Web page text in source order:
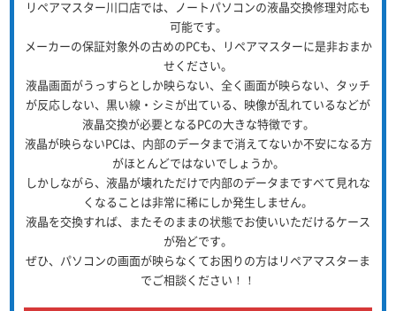
リペアマスター川口店では、ノートパソコンの液晶交換修理対応も
可能です。
メーカーの保証対象外の古めのPCも、リペアマスターに是非おまか
せください。
液晶画面がうっすらとしか映らない、全く画面が映らない、タッチ
が反応しない、黒い線・シミが出ている、映像が乱れているなどが
液晶交換が必要となるPCの大きな特徴です。
液晶が映らないPCは、内部のデータまで消えてないか不安になる方
がほとんどではないでしょうか。
しかしながら、液晶が壊れただけで内部のデータまですべて見れな
くなることは非常に稀にしか発生しません。
液晶を交換すれば、またそのままの状態でお使いいただけるケース
が殆どです。
ぜひ、パソコンの画面が映らなくてお困りの方はリペアマスターま
でご相談ください！！